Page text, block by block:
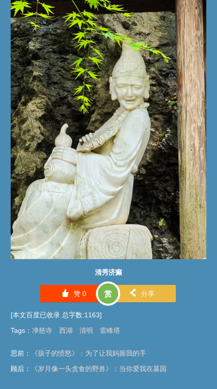
清秀济癫
󰄼 赞 0 赏 󰄯 分享
[本文百度已收录 总字数:1163]
Tags ：净慈寺 西湖 清明 雷峰塔
思前：
《孩子的愤怒》：为了让我妈握我的手
顾后：
《岁月像一头贪食的野兽》：当你爱我在墓园